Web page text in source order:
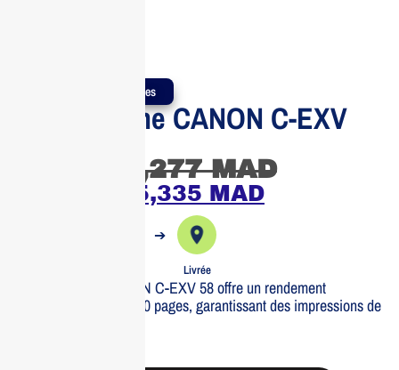
Produits Authentiques
Toner Jaune CANON C-EXV
6,277MAD
5,335 MAD
➔
Livrée
Le toner jaune CANON C-EXV 58 offre un rendement
exceptionnel de 60 000 pages, garantissant des impressions de